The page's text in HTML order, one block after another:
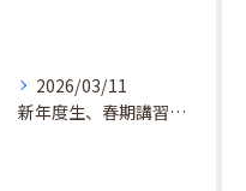
2026/03/11
新年度生、春期講習生 受付中！